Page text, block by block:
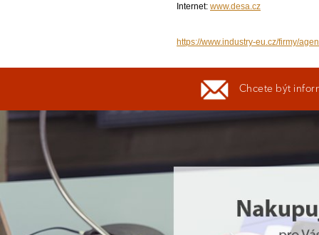
Internet: www.desa.cz
https://www.industry-eu.cz/firmy/
Chcete být